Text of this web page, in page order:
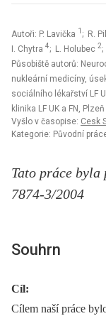
Autoři: P. Lavička 1 ; R.
I. Chytra 4; L. Holubec 2;
Působiště autorů:
nukleární medicíny,
sociálního lékařství LF
klinika LF UK a FN, Plzeň
Vyšlo v časopise: Cesk
Kategorie: Původní
Tato práce byla
7874-3/2004
Souhrn
Cíl:
Cílem naší práce